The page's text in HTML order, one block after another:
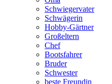
Schwiegervater
Schwägerin
Hobby-Gärtner
Großeltern
Chef
Bootsfahrer
Bruder
Schwester
beste Freundin